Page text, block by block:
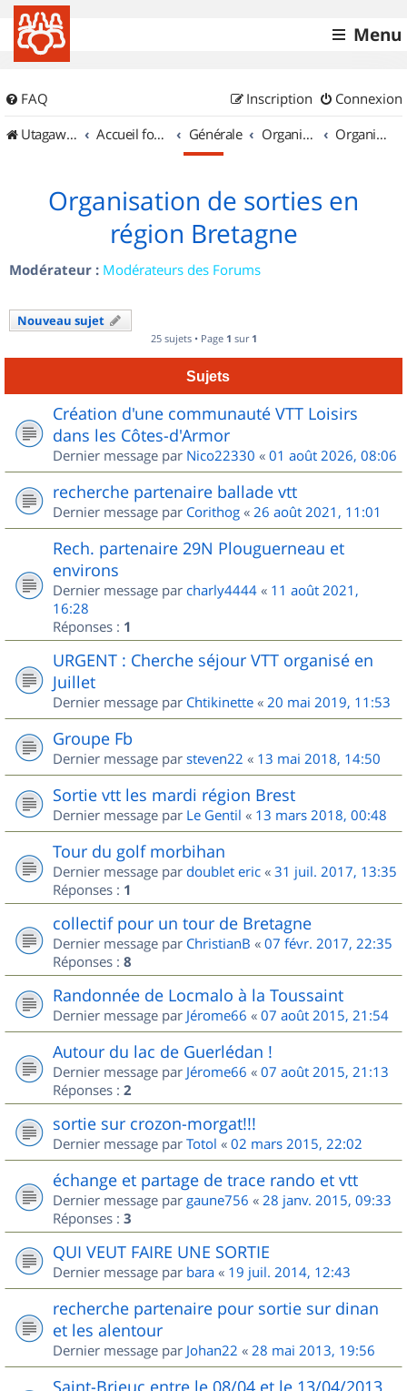
Menu
FAQ Connexion
Inscription
UtagawaVTT (Randos VTT et VTTAE avec traces GPS)
Accueil forum Générale Organisation de sorties & Recherche de partenaires Organisation de sorties en région Bretagne
Organisation de sorties en
région Bretagne
Modérateur : Modérateurs des Forums
Nouveau sujet
25 sujets • Page 1 sur 1
Sujets
Création d'une communauté VTT Loisirs
dans les Côtes-d'Armor
Dernier message par Nico22330 « 01 août 2026, 08:06
recherche partenaire ballade vtt
Dernier message par Corithog « 26 août 2021, 11:01
Rech. partenaire 29N Plouguerneau et
environs
Dernier message par charly4444 « 11 août 2021,
16:28
Réponses : 1
URGENT : Cherche séjour VTT organisé en
Juillet
Dernier message par Chtikinette « 20 mai 2019, 11:53
Groupe Fb
Dernier message par steven22 « 13 mai 2018, 14:50
Sortie vtt les mardi région Brest
Dernier message par Le Gentil « 13 mars 2018, 00:48
Tour du golf morbihan
Dernier message par doublet eric « 31 juil. 2017, 13:35
Réponses : 1
collectif pour un tour de Bretagne
Dernier message par ChristianB « 07 févr. 2017, 22:35
Réponses : 8
Randonnée de Locmalo à la Toussaint
Dernier message par Jérome66 « 07 août 2015, 21:54
Autour du lac de Guerlédan !
Dernier message par Jérome66 « 07 août 2015, 21:13
Réponses : 2
sortie sur crozon-morgat!!!
Dernier message par Totol « 02 mars 2015, 22:02
échange et partage de trace rando et vtt
Dernier message par gaune756 « 28 janv. 2015, 09:33
Réponses : 3
QUI VEUT FAIRE UNE SORTIE
Dernier message par bara « 19 juil. 2014, 12:43
recherche partenaire pour sortie sur dinan
et les alentour
Dernier message par Johan22 « 28 mai 2013, 19:56
Saint-Brieuc entre le 08/04 et le 13/04/2013